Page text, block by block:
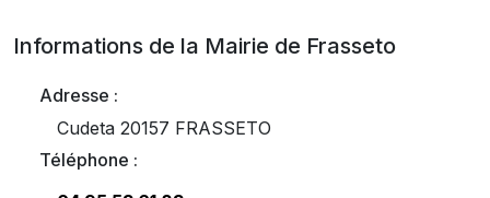
Informations de la Mairie de Frasseto
Adresse :
Cudeta 20157 FRASSETO
Téléphone :